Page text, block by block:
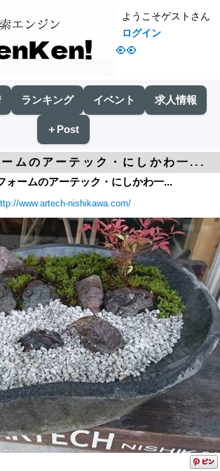
👀
ようこそゲストさん
ログイン
ランキング イベント 求人情報
＋Post
ムのアーテック・にしかわ一...
ォームのアーテック・にしかわ一...
www.artech-nishikawa.com/